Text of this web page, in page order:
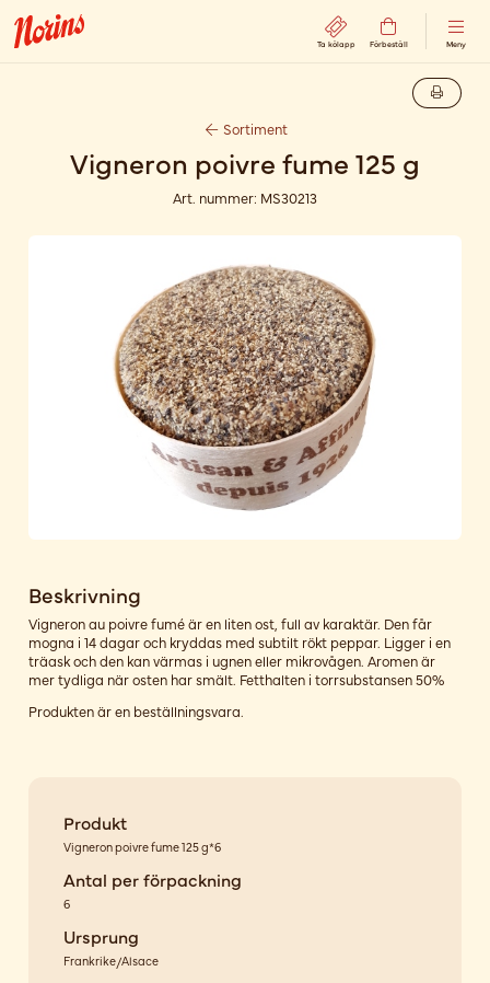
Ta kölapp Förbeställ Meny
Sortiment
Vigneron poivre fume 125 g
Art. nummer: MS30213
Beskrivning
Vigneron au poivre fumé är en liten ost, full av karaktär. Den får
mogna i 14 dagar och kryddas med subtilt rökt peppar. Ligger i en
träask och den kan värmas i ugnen eller mikrovågen. Aromen är
mer tydliga när osten har smält. Fetthalten i torrsubstansen 50%
Produkten är en beställningsvara.
Produkt
Vigneron poivre fume 125 g*6
Antal per förpackning
6
Ursprung
Frankrike/Alsace